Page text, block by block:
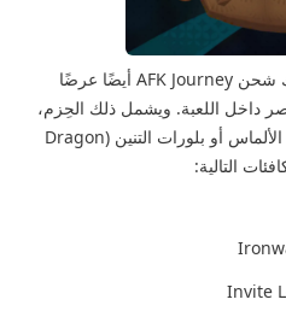
وبالإضافة إلى ذلك، يمكن أن يمنحك شحن AFK Journey أيضًا عرضًا
داخل اللعبة. ويشمل ذلك الحِزم،
والعناصر التجميلية، وعمليات شحن الألماس أو بلورات التنين (Dragon